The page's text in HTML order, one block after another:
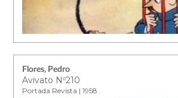
Flores, Pedro
Avivato Nº210
Portada Revista | 1958